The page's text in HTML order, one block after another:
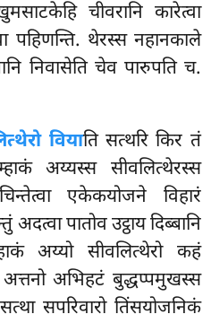
चीवरानि कारेत्वा
पहिणन्ति. थेरस्स नहानकाले
निवासेति चेव पारुपति च.
वियाति सत्थरि किर तं
अय्यस्स सीवलित्थेरस्स
एकेकयोजने विहारं
पातोव उट्ठाय दिब्बानि
अय्यो सीवलित्थेरो कहं
अत्तनो अभिहटं बुद्धप्पमुखस्स
सपरिवारो तिंसयोजनिकं